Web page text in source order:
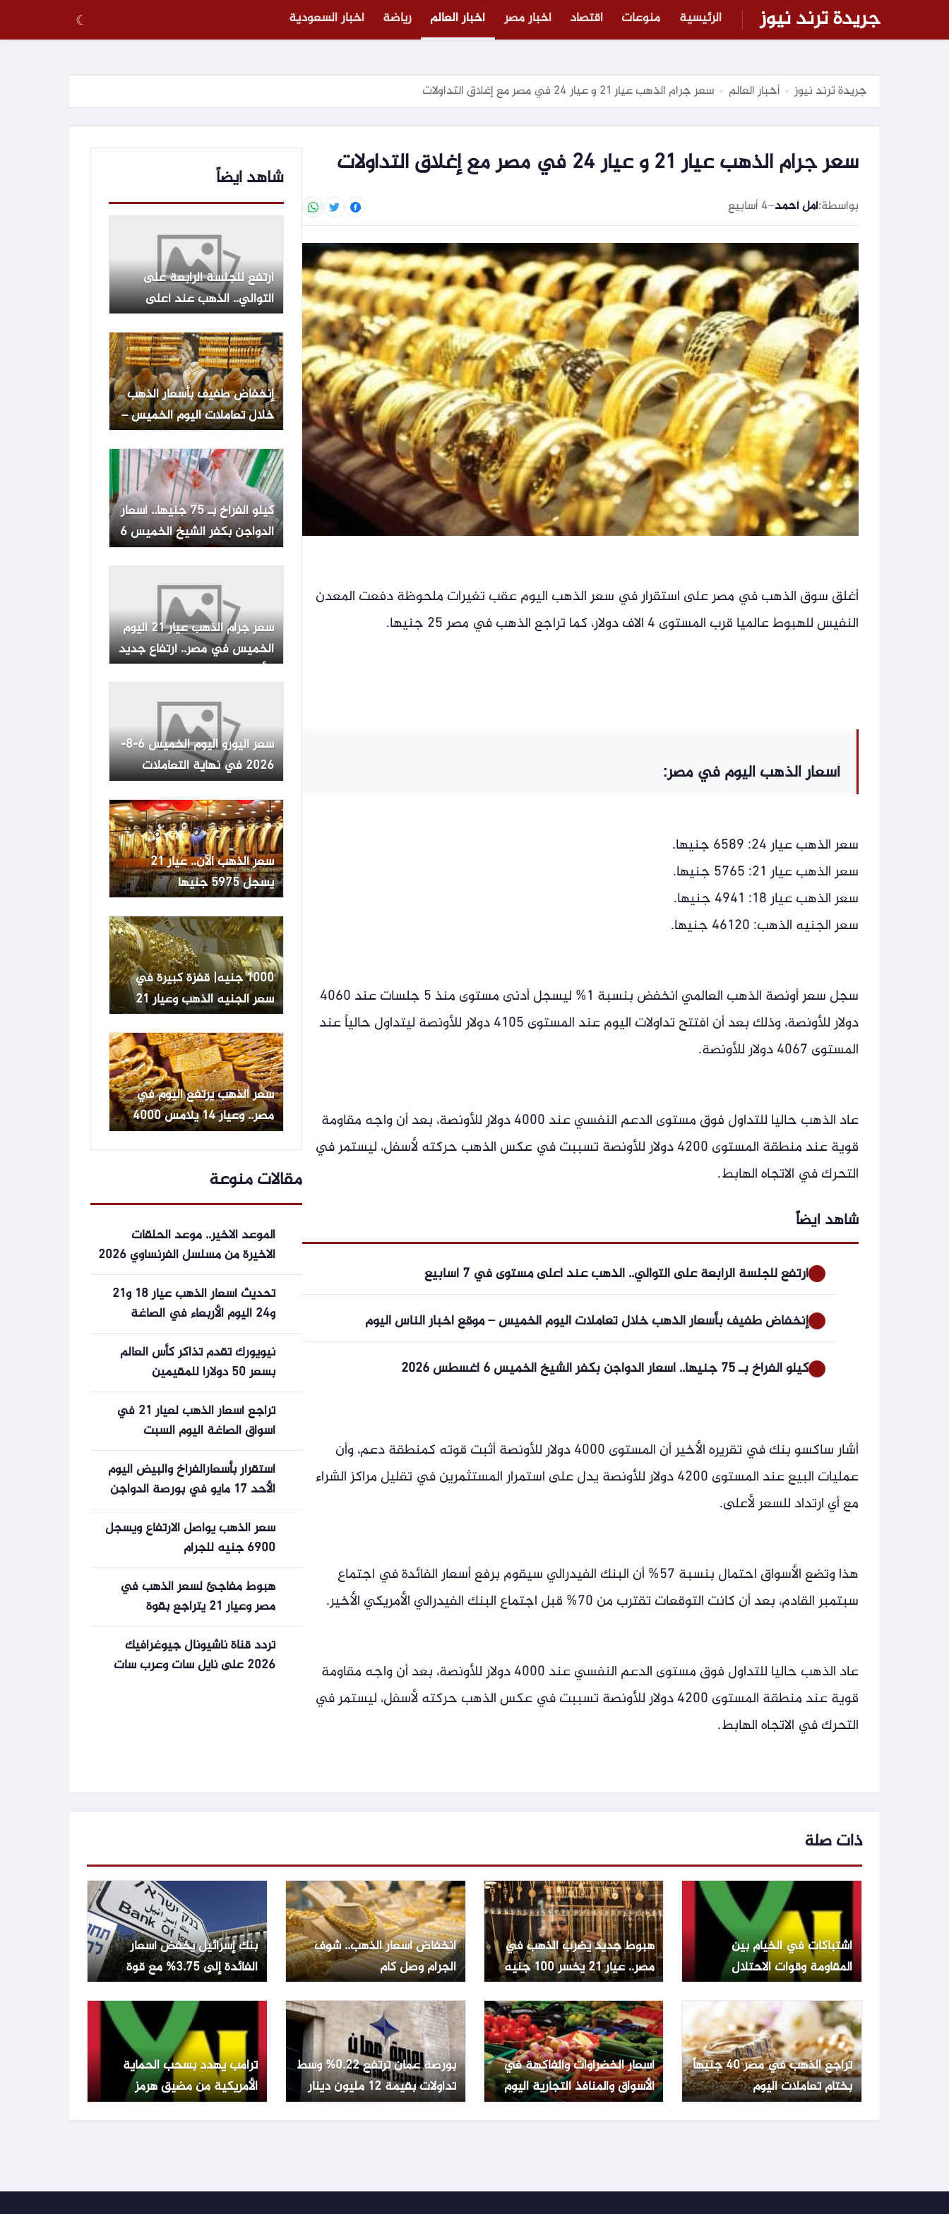
جريدة ترند نيوز الرئيسية منوعات اقتصاد أخبار مصر أخبار العالم رياضة أخبار السعودية ☾
جريدة ترند نيوز » أخبار العالم » سعر جرام الذهب عيار 21 و عيار 24 في مصر مع إغلاق التداولات
سعر جرام الذهب عيار 21 و عيار 24 في مصر مع إغلاق التداولات
بواسطة:أمل أحمد–4 أسابيع
أغلق سوق الذهب في مصر على استقرار في سعر الذهب اليوم عقب تغيرات ملحوظة دفعت المعدن
النفيس للهبوط عالميا قرب المستوى 4 الاف دولار، كما تراجع الذهب في مصر 25 جنيها.
أسعار الذهب اليوم في مصر:
سعر الذهب عيار 24: 6589 جنيها.
سعر الذهب عيار 21: 5765 جنيها.
سعر الذهب عيار 18: 4941 جنيها.
سعر الجنيه الذهب: 46120 جنيها.
سجل سعر أونصة الذهب العالمي انخفض بنسبة 1% ليسجل أدنى مستوى منذ 5 جلسات عند 4060
دولار للأونصة، وذلك بعد أن افتتح تداولات اليوم عند المستوى 4105 دولار للأونصة ليتداول حالياً عند
المستوى 4067 دولار للأونصة.
عاد الذهب حاليا للتداول فوق مستوى الدعم النفسي عند 4000 دولار للأونصة، بعد أن واجه مقاومة
قوية عند منطقة المستوى 4200 دولار للأونصة تسببت في عكس الذهب حركته لأسفل، ليستمر في
التحرك في الاتجاه الهابط.
شاهد ايضاً
ارتفع للجلسة الرابعة على التوالي.. الذهب عند أعلى مستوى في 7 أسابيع
إنخفاض طفيف بأسعار الذهب خلال تعاملات اليوم الخميس – موقع أخبار الناس اليوم
كيلو الفراخ بـ 75 جنيها.. أسعار الدواجن بكفر الشيخ الخميس 6 أغسطس 2026
أشار ساكسو بنك في تقريره الأخير أن المستوى 4000 دولار للأونصة أثبت قوته كمنطقة دعم، وأن
عمليات البيع عند المستوى 4200 دولار للأونصة يدل على استمرار المستثمرين في تقليل مراكز الشراء
مع أي ارتداد للسعر لأعلى.
هذا وتضع الأسواق احتمال بنسبة 57% أن البنك الفيدرالي سيقوم برفع أسعار الفائدة في اجتماع
سبتمبر القادم، بعد أن كانت التوقعات تقترب من 70% قبل اجتماع البنك الفيدرالي الأمريكي الأخير.
عاد الذهب حاليا للتداول فوق مستوى الدعم النفسي عند 4000 دولار للأونصة، بعد أن واجه مقاومة
قوية عند منطقة المستوى 4200 دولار للأونصة تسببت في عكس الذهب حركته لأسفل، ليستمر في
التحرك في الاتجاه الهابط.
شاهد ايضاً
ارتفع للجلسة الرابعة على
التوالي.. الذهب عند أعلى
مستوى في 7 أسابيع
إنخفاض طفيف بأسعار الذهب
خلال تعاملات اليوم الخميس –
موقع أخبار الناس اليوم
كيلو الفراخ بـ 75 جنيها.. أسعار
الدواجن بكفر الشيخ الخميس 6
أغسطس 2026
سعر جرام الذهب عيار 21 اليوم
الخميس في مصر.. ارتفاع جديد
بالأسواق
سعر اليورو اليوم الخميس 6-8-
2026 في نهاية التعاملات
-جريدة المال
سعر الذهب الآن.. عيار 21
يسجل 5975 جنيها
1000 جنيه| قفزة كبيرة في
سعر الجنيه الذهب وعيار 21
يواصل الصعود
سعر الذهب يرتفع اليوم في
مصر.. وعيار 14 يلامس 4000
جنيه
مقالات منوعة
الموعد الاخير.. موعد الحلقات
الاخيرة من مسلسل الفرنساوي 2026
بعد تصاعد احداث الحلقات الجديدة
تحديث أسعار الذهب عيار 18 و21
و24 اليوم الأربعاء في الصاغة
المصرية
نيويورك تقدم تذاكر كأس العالم
بسعر 50 دولارا للمقيمين
تراجع أسعار الذهب لعيار 21 في
أسواق الصاغة اليوم السبت
استقرار بأسعارالفراخ والبيض اليوم
الأحد 17 مايو في بورصة الدواجن
سعر الذهب يواصل الارتفاع ويسجل
6900 جنيه للجرام
هبوط مفاجئ لسعر الذهب في
مصر وعيار 21 يتراجع بقوة
تردد قناة ناشيونال جيوغرافيك
2026 على نايل سات وعرب سات
ذات صلة
اشتباكات في الخيام بين
المقاومة وقوات الاحتلال
هبوط جديد يضرب الذهب في
مصر.. عيار 21 يخسر 100 جنيه
انخفاض أسعار الذهب.. شوف
الجرام وصل كام
بنك إسرائيل يخفض أسعار
الفائدة إلى 3.75% مع قوة
الشيكل وتراجع التضخم
تراجع الذهب في مصر 40 جنيهاً
بختام تعاملات اليوم
أسعار الخضراوات والفاكهة في
الأسواق والمنافذ التجارية اليوم
الجمعة 3 يوليو 2026
بورصة عمان ترتفع 0.22% وسط
تداولات بقيمة 12 مليون دينار
ترامب يهدد بسحب الحماية
الأمريكية من مضيق هرمز
ويطالب الدول المعنية بالدفاع